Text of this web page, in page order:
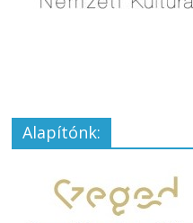
Alapítónk: